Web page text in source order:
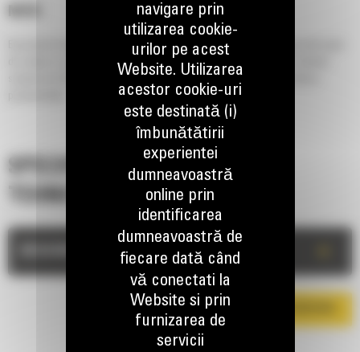
Excavatorul Cat® M316 oferă performanțe de top, cu până la 14% mai mult cuplu
de rotație și opțiuni tehnologice pentru a termina munca mai rapid. Costurile
SPECIFICATII
TEHNICE
navigare prin
utilizarea cookie-
urilor pe acest
Website. Utilizarea
acestor cookie-uri
este destinată (i)
îmbunătătirii
experientei
dumneavoastră
online prin
identificarea
dumneavoastră de
fiecare dată când
vă conectati la
Website si prin
furnizarea de
servicii